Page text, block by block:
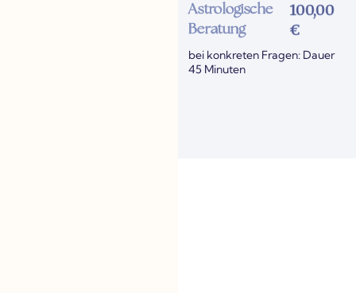
Astrologische
Beratung
100,00
€
bei konkreten Fragen: Dauer
45 Minuten